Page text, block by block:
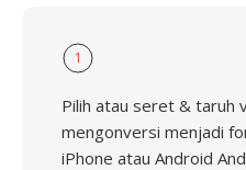
1
Pilih atau seret & taruh
mengonversi menjadi
iPhone atau Android